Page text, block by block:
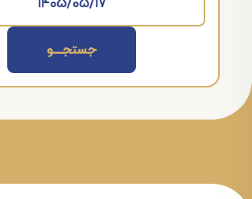
جستجــــــو